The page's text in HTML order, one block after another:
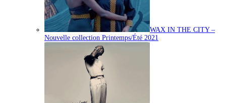
WAX IN THE CITY –
Nouvelle collection Printemps/Été 2021